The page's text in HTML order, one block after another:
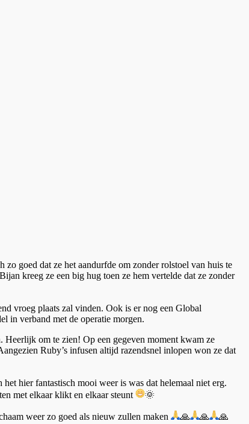
goed dat ze het aandurfde om zonder rolstoel van huis te
kreeg ze een big hug toen ze hem vertelde dat ze zonder
vroeg plaats zal vinden. Ook is er nog een Global
in verband met de operatie morgen.
Heerlijk om te zien! Op een gegeven moment kwam ze
Ruby’s infusen altijd razendsnel inlopen won ze dat
hier fantastisch mooi weer is was dat helemaal niet erg.
met elkaar klikt en elkaar steunt
🌞
weer zo goed als nieuw zullen maken 🙏 🙏 🙏